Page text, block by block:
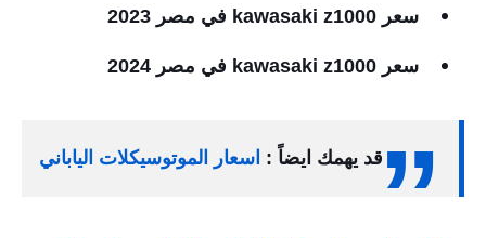
سعر kawasaki z1000 في مصر 2023
سعر kawasaki z1000 في مصر 2024
قد يهمك ايضاً : اسعار الموتوسيكلات الياباني